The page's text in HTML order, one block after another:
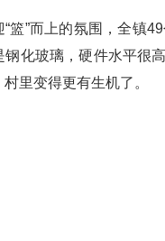
“篮”而上的氛围，全镇
钢化玻璃，硬件水平很
里变得更有生机了。